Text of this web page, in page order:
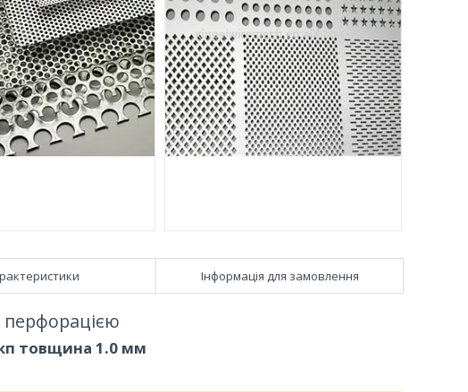
Інформація для замовлення
кп товщина 1.0 мм